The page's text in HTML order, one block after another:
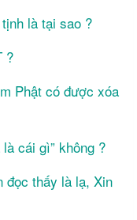
là tại sao ?
?
Phật có được xóa
cái gì” không ?
đọc thấy là lạ, Xin